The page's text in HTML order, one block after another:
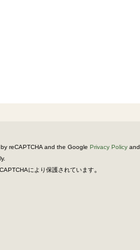
reCAPTCHA and the Google Privacy Policy and
により保護されています。